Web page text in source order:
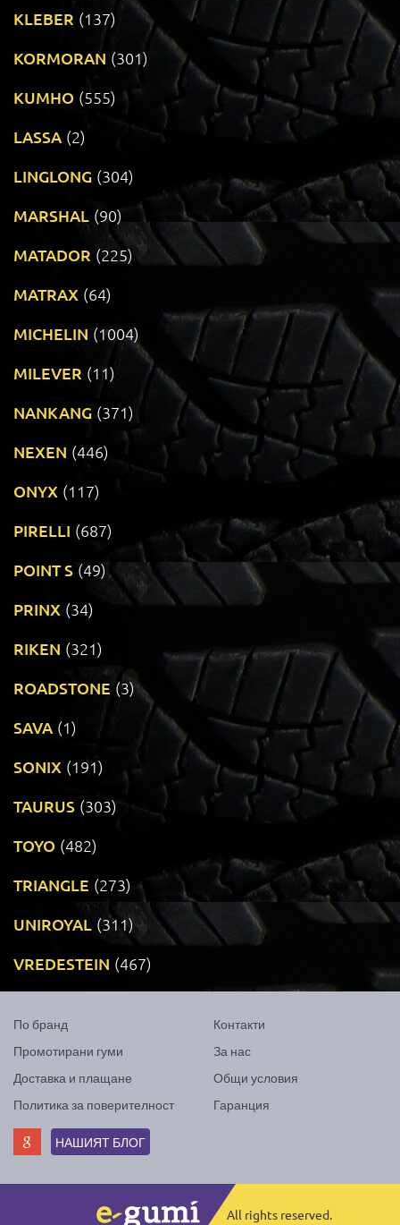
KLEBER (137)
KORMORAN (301)
KUMHO (555)
LASSA (2)
LINGLONG (304)
MARSHAL (90)
MATADOR (225)
MATRAX (64)
MICHELIN (1004)
MILEVER (11)
NANKANG (371)
NEXEN (446)
ONYX (117)
PIRELLI (687)
POINT S (49)
PRINX (34)
RIKEN (321)
ROADSTONE (3)
SAVA (1)
SONIX (191)
TAURUS (303)
TOYO (482)
TRIANGLE (273)
UNIROYAL (311)
VREDESTEIN (467)
По бранд
Промотирани гуми
Доставка и плащане
Политика за поверителност
Контакти
За нас
Общи условия
Гаранция
НАШИЯТ БЛОГ
All rights reserved.